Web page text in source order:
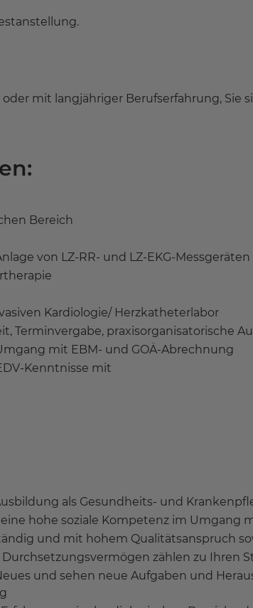
oder mit langjähriger Berufserfahrung, Sie
Bereich
von LZ-RR- und LZ-EKG-Messgeräten
Kardiologie/ Herzkatheterlabor
Terminvergabe, praxisorganisatorische
mit EBM- und GOÄ-Abrechnung
Kenntnisse mit
als Gesundheits- und
hohe soziale Kompetenz im Umgang
und mit hohem Qualitätsanspruch
zählen zu Ihren
und sehen neue Aufgaben und